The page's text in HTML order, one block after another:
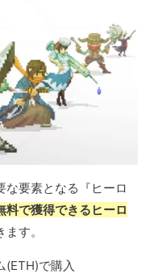
な要素となる『ヒーロ
料で獲得できるヒーロ
ます。
(ETH)で購入